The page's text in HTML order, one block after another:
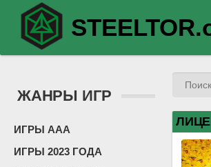
ЖАНРЫ ИГР
ИГРЫ ААА
ИГРЫ 2023 ГОДА